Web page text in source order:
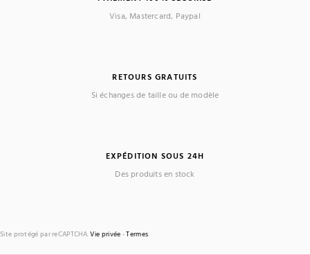
Visa, Mastercard, Paypal
RETOURS GRATUITS
Si échanges de taille ou de modèle
EXPÉDITION SOUS 24H
Des produits en stock
Site protégé par reCAPTCHA.Vie privée -Termes